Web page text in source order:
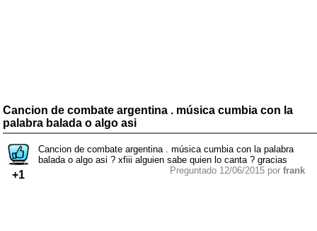
Cancion de combate argentina . música cumbia con la
palabra balada o algo asi
+1
Cancion de combate argentina . música cumbia con la palabra
balada o algo asi ? xfiii alguien sabe quien lo canta ? gracias
Preguntado 12/06/2015 por frank